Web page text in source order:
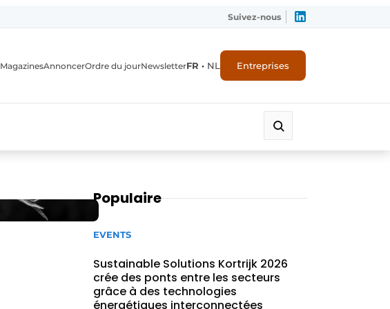
Suivez-nous
MagazinesAnnoncerOrdre du jourNewsletterFR • NL Entreprises
Populaire
EVENTS
Sustainable Solutions Kortrijk 2026
crée des ponts entre les secteurs
grâce à des technologies
énergétiques interconnectées